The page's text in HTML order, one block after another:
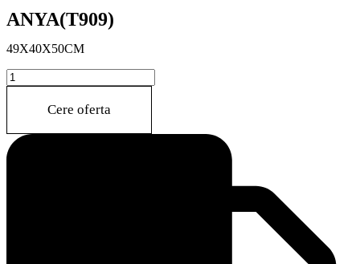
ANYA(T909)
49X40X50CM
ANYA(T909)
quantity
Cere oferta